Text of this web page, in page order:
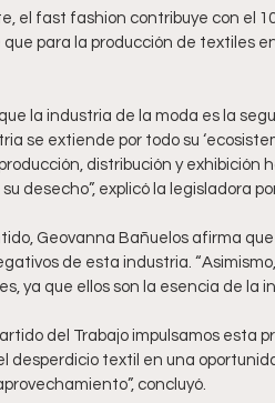
el fast fashion contribuye con el
para la producción de textiles
la industria de la moda es la
se extiende por todo su
distribución y exhibición
desecho”, explicó la legisladora
Geovanna Bañuelos afirma
de esta industria.
ya que ellos son la esencia de la
del Trabajo impulsamos esta
desperdicio textil en una
concluyó.